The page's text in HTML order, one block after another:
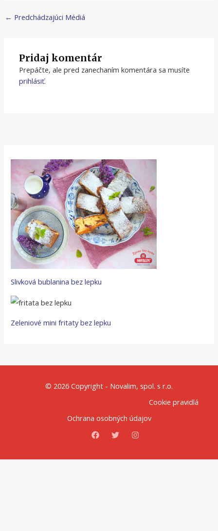
← Predchádzajúci Médiá
Pridaj komentár
Prepáčte, ale pred zanechaním komentára sa musíte
prihlásiť.
Slivková bublanina bez lepku
Zeleniové mini fritaty bez lepku
© 2026 Copyright - Novalim, spol. s r.o.
Cookie pravidlá
Ochrana osobných údajov